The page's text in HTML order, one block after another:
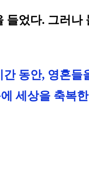
들었다. 그러나
간 동안, 영혼들
세상을 축복